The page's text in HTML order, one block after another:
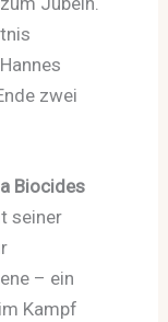
zwei
Biocides
seiner
– ein
Kampf